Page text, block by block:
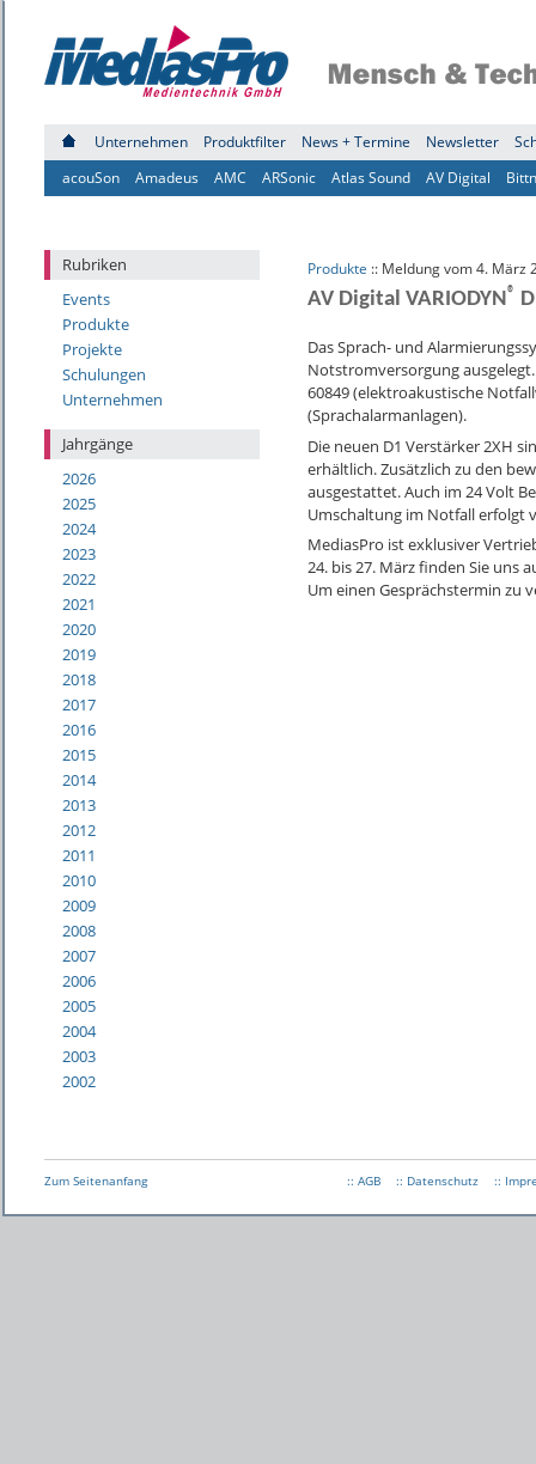
Unternehmen Produktfilter News + Termine Newsletter
acouSon
Amadeus AMC ARSonic Atlas Sound AV Digital
Rubriken
Events
Produkte
Projekte
Schulungen
Unternehmen
Jahrgänge
2026
2025
2024
2023
2022
2021
2020
2019
2018
2017
2016
2015
2014
2013
2012
2011
2010
2009
2008
2007
2006
2005
2004
2003
2002
Produkte :: Meldung vom 4. März
AV Digital VARIODYN®
Das Sprach- und
Notstromversorgung
60849 (elektroakustische
(Sprachalarmanlagen).
Die neuen D1 Verstärker 2XH
erhältlich. Zusätzlich zu den
ausgestattet. Auch im 24 Volt
Umschaltung im Notfall erfolgt
MediasPro ist exklusiver
24. bis 27. März finden Sie uns
Um einen Gesprächstermin zu
Zum Seitenanfang :: AGB :: Datenschutz ::